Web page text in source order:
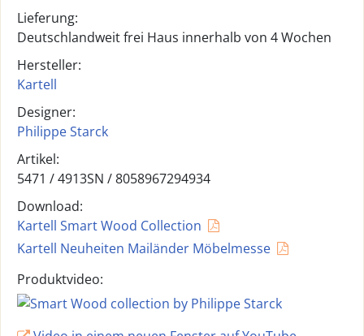
Lieferung:
Deutschlandweit frei Haus innerhalb von 4 Wochen
Hersteller:
Kartell
Designer:
Philippe Starck
Artikel:
5471 /4913SN /8058967294934
Download:
Kartell Smart Wood Collection
Kartell Neuheiten Mailänder Möbelmesse
Produktvideo: